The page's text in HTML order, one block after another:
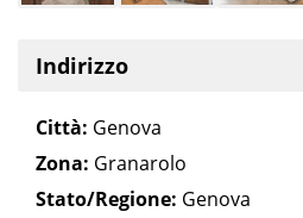
Indirizzo
Città: Genova
Zona: Granarolo
Stato/Regione: Genova